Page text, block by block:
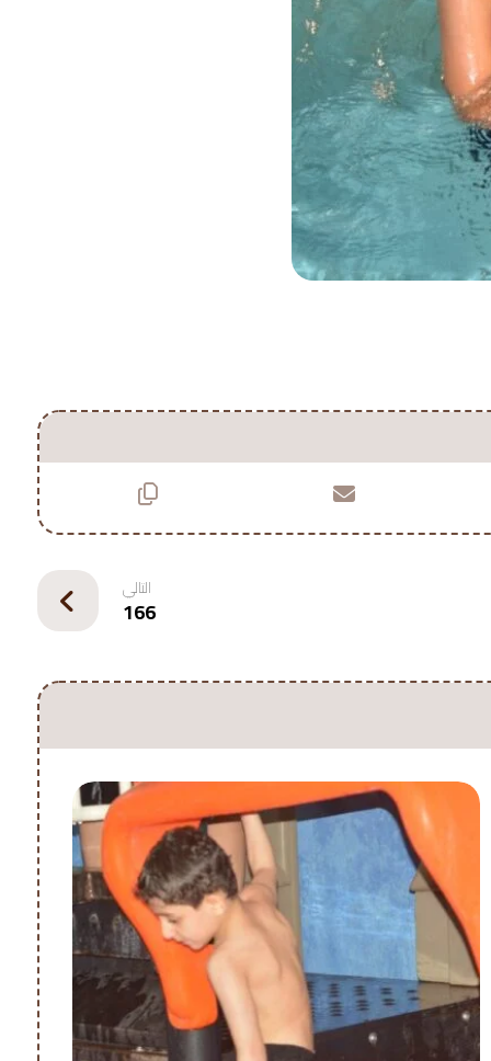
التالي
166